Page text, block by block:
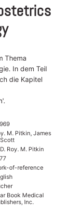
Thema
In dem Teil
die Kapitel
M. Pitkin, James
Roy. M. Pitkin
of-reference
Book Medical
Inc.